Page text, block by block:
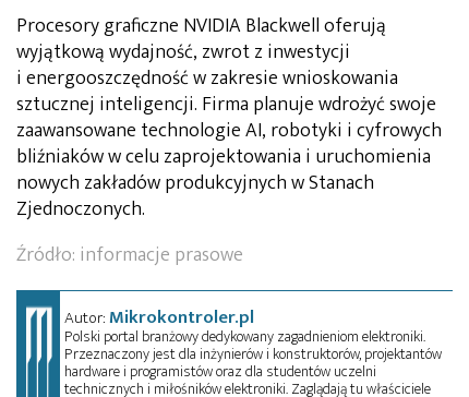
Procesory graficzne NVIDIA Blackwell oferują
wyjątkową wydajność, zwrot z inwestycji
i energooszczędność w zakresie wnioskowania
sztucznej inteligencji. Firma planuje wdrożyć swoje
zaawansowane technologie AI, robotyki i cyfrowych
bliźniaków w celu zaprojektowania i uruchomienia
nowych zakładów produkcyjnych w Stanach
Zjednoczonych.
Źródło: informacje prasowe
Autor:Mikrokontroler.pl
Polski portal branżowy dedykowany zagadnieniom elektroniki.
Przeznaczony jest dla inżynierów i konstruktorów, projektantów
hardware i programistów oraz dla studentów uczelni
technicznych i miłośników elektroniki. Zaglądają tu właściciele